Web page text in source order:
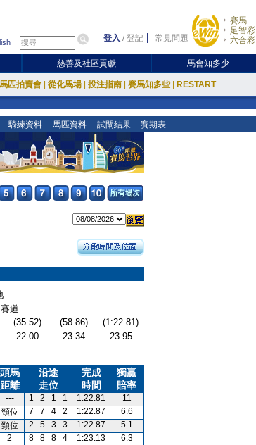
登入 /登記 常見問題
賽馬
足智彩
六合彩
慈善及社區貢獻 馬會知多少
匹拍賣會 從化馬場 投注指南 賽馬知多些 RESTART
騎練資料 馬匹資料 試閘結果 賽期表
道
(35.52) (58.86)
(1:22.81)
22.00 23.34
23.95
頭馬
距離
沿途
走位
完成
時間
獨贏
賠率
--- 1 2 1 1 1:22.81
11
頸位 7 7 4 2 1:22.87
6.6
頸位 2 5 3 3 1:22.87
5.1
2 8 8 8 4 1:23.13
6.3